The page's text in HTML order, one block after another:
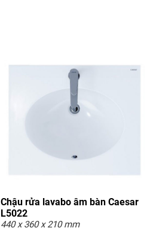
Chậu rửa lavabo âm bàn Caesar
L5022
440 x 360 x 210 mm